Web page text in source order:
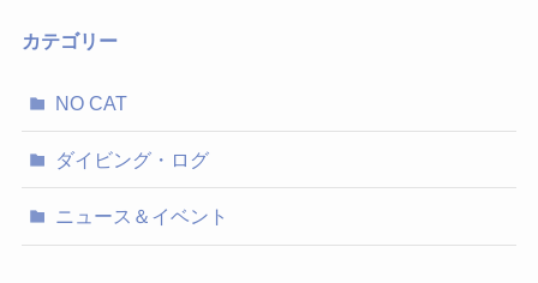
イ
カテゴリー
NO CAT
ダイビング・ログ
ニュース＆イベント